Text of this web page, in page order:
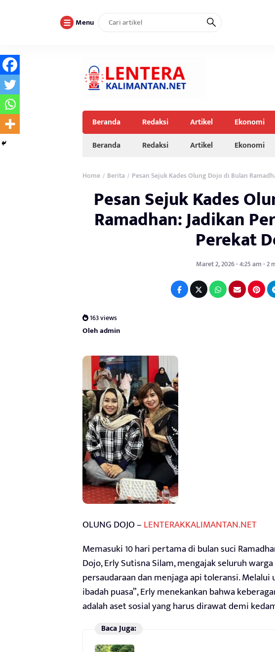
Menu
Beranda Redaksi Artikel Ekonomi
Beranda
Redaksi Artikel Ekonomi
Home / Berita / Pesan Sejuk Kades Olung Dojo di Bulan
Pesan Sejuk Kades
Ramadhan: Jadikan
Perekat
Maret 2, 2026 - 4:25 am - 2
163 views
Oleh admin
OLUNG DOJO –LENTERAKKALIMANTAN.NET
Memasuki 10 hari pertama di bulan suci
Dojo, Erly Sutisna Silam, mengajak seluruh
persaudaraan dan menjaga api toleransi. Melalui
ibadah puasa”, Erly menekankan bahwa
adalah aset sosial yang harus dirawat demi
Baca Juga: